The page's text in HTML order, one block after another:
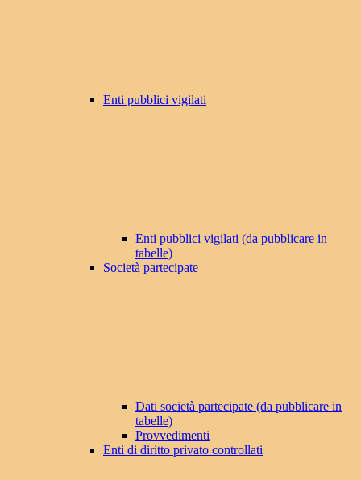
Enti pubblici vigilati
Enti pubblici vigilati (da pubblicare in
tabelle)
Società partecipate
Dati società partecipate (da pubblicare in
tabelle)
Provvedimenti
Enti di diritto privato controllati